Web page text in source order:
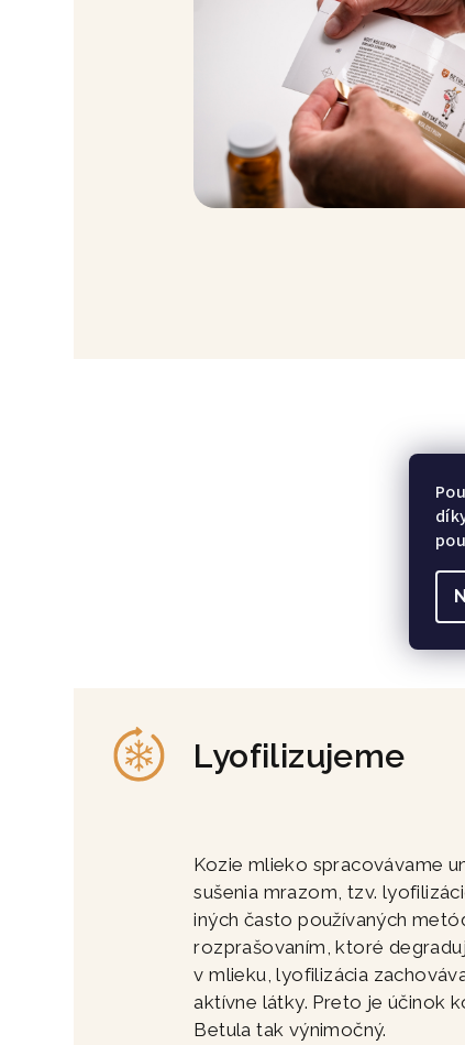
Lyofilizujeme
Kozie mlieko spracovávame
sušenia mrazom, tzv.
iných často používaných
rozprašovaním, ktoré
v mlieku, lyofilizácia
aktívne látky. Preto je účinok
Betula tak výnimočný.